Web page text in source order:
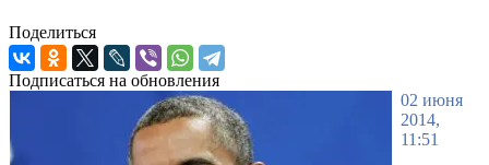
Поделиться
Подписаться на обновления
02 июня
2014,
11:51